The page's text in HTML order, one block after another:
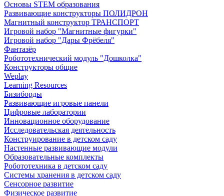
Основы STEM образования
Развивающие конструкторы ПОЛИДРОН
Магнитный конструктор ТРАНСПОРТ
Игровой набор "Магнитные фигурки"
Игровой набор "Дары Фрёбеля"
Фантазёр
Робототехнический модуль "Дошколка"
Конструкторы общие
Weplay
Learning Resources
Бизиборды
Развивающие игровые панели
Цифровые лаборатории
Инновационное оборудование
Исследовательская деятельность
Конструирование в детском саду
Настенные развивающие модули
Образовательные комплекты
Робототехника в детском саду
Системы хранения в детском саду
Сенсорное развитие
Физическое развитие